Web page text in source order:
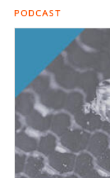
PODCAST